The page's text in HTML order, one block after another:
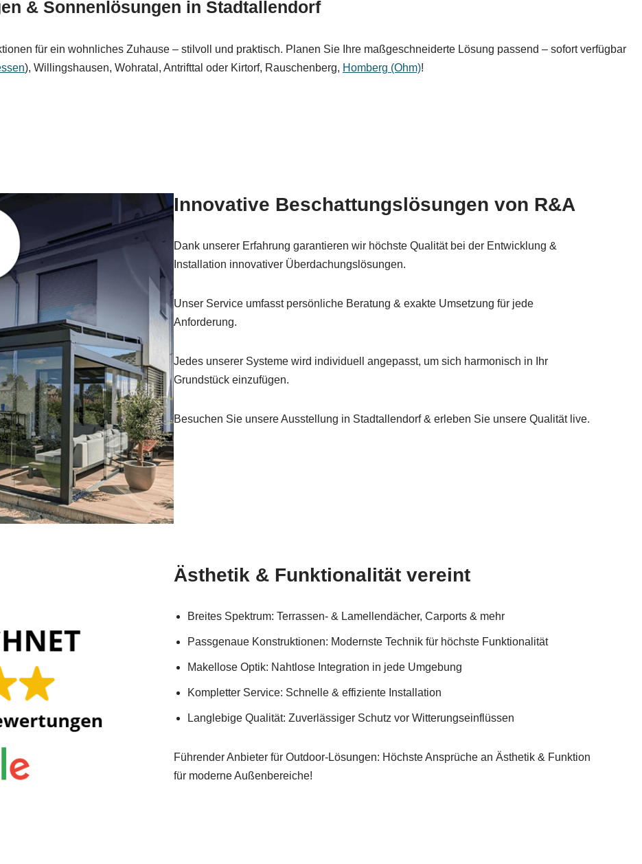
& Sonnenlösungen in Stadtallendorf
für ein wohnliches Zuhause – stilvoll und praktisch. Planen Sie Ihre maßgeschneiderte Lösung passend – sofort verfügbar
), Willingshausen, Wohratal, Antrifttal oder Kirtorf, Rauschenberg, Homberg (Ohm)!
Innovative Beschattungslösungen von R&A
Dank unserer Erfahrung garantieren wir höchste Qualität bei der Entwicklung &
Installation innovativer Überdachungslösungen.
Unser Service umfasst persönliche Beratung & exakte Umsetzung für jede
Anforderung.
Jedes unserer Systeme wird individuell angepasst, um sich harmonisch in Ihr
Grundstück einzufügen.
Besuchen Sie unsere Ausstellung in Stadtallendorf & erleben Sie unsere Qualität live.
Ästhetik & Funktionalität vereint
Breites Spektrum: Terrassen- & Lamellendächer, Carports & mehr
Passgenaue Konstruktionen: Modernste Technik für höchste Funktionalität
Makellose Optik: Nahtlose Integration in jede Umgebung
Kompletter Service: Schnelle & effiziente Installation
Langlebige Qualität: Zuverlässiger Schutz vor Witterungseinflüssen
Führender Anbieter für Outdoor-Lösungen: Höchste Ansprüche an Ästhetik & Funktion
für moderne Außenbereiche!